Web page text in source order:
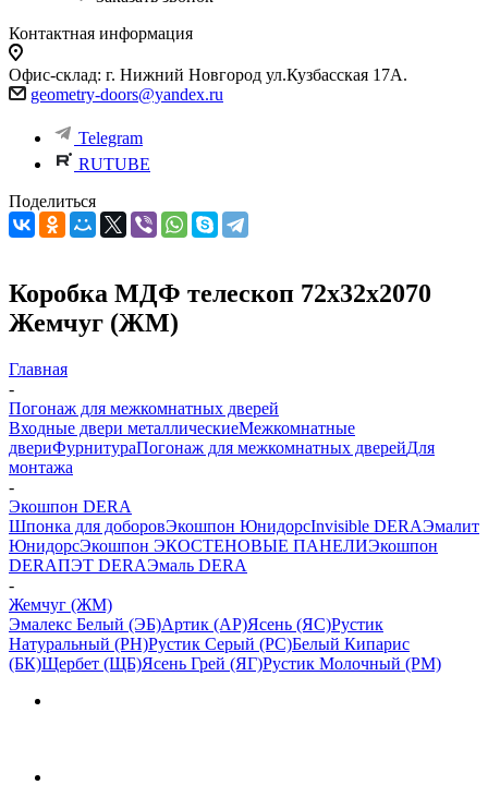
Контактная информация
Офис-склад: г. Нижний Новгород ул.Кузбасская 17А.
geometry-doors@yandex.ru
Telegram
RUTUBE
Поделиться
Коробка МДФ телескоп 72х32х2070
Жемчуг (ЖМ)
Главная
-
Погонаж для межкомнатных дверей
Входные двери металлическиеМежкомнатные
двериФурнитураПогонаж для межкомнатных дверейДля
монтажа
-
Экошпон DERA
Шпонка для доборовЭкошпон ЮнидорсInvisible DERAЭмалит
ЮнидорсЭкошпон ЭКОСТЕНОВЫЕ ПАНЕЛИЭкошпон
DERAПЭТ DERAЭмаль DERA
-
Жемчуг (ЖМ)
Эмалекс Белый (ЭБ)Артик (АР)Ясень (ЯС)Рустик
Натуральный (РН)Рустик Серый (РС)Белый Кипарис
(БК)Щербет (ЩБ)Ясень Грей (ЯГ)Рустик Молочный (РМ)